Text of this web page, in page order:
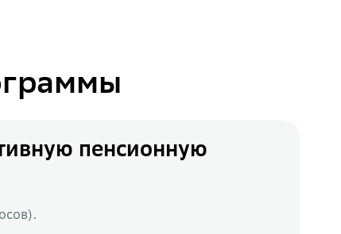
пенсионную